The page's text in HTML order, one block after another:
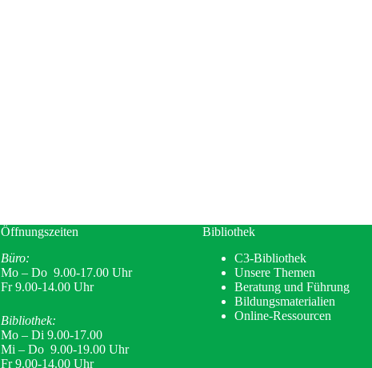
Öffnungszeiten
Büro:
Mo – Do 9.00-17.00 Uhr
Fr 9.00-14.00 Uhr
Bibliothek:
Mo – Di 9.00-17.00
Mi – Do 9.00-19.00 Uhr
Fr 9.00-14.00 Uhr
Bibliothek
C3-Bibliothek
Unsere Themen
Beratung und Führung
Bildungsmaterialien
Online-Ressourcen